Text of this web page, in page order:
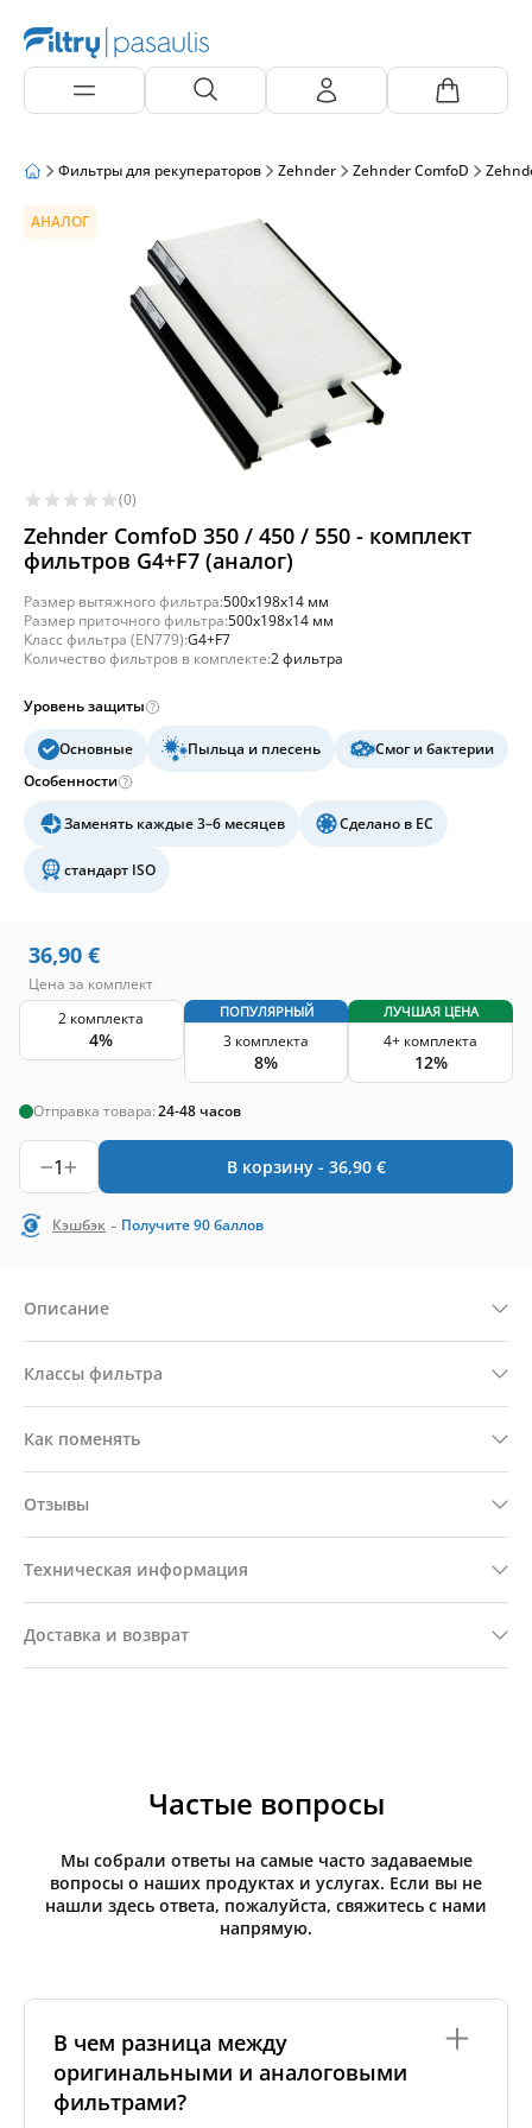
Фильтры для рекуператоров Zehnder Zehnder ComfoD
АНАЛОГ
(0)
Zehnder ComfoD 350 / 450 / 550 - комплект
фильтров G4+F7 (аналог)
Размер вытяжного фильтра:500x198x14 мм
Размер приточного фильтра:500x198x14 мм
Класс фильтра (EN779):G4+F7
Количество фильтров в комплекте:2 фильтра
Уровень защиты
Основные Пыльца и плесень
Смог и бактерии
Особенности
Заменять каждые 3–6 месяцев Сделано в ЕС
стандарт ISO
36,90 €
Цена за комплект
2 комплекта
4%
ПОПУЛЯРНЫЙ
3 комплекта
8%
ЛУЧШАЯ ЦЕНА
4+ комплекта
12%
Отправка товара:24-48 часов
1 В корзину - 36,90 €
Кэшбэк - Получите90баллов
Описание
Классы фильтра
Как поменять
Отзывы
Техническая информация
Доставка и возврат
Частые вопросы
Мы собрали ответы на самые часто задаваемые
вопросы о наших продуктах и услугах. Если вы не
нашли здесь ответа, пожалуйста, свяжитесь с нами
напрямую.
В чем разница между
оригинальными и аналоговыми
фильтрами?